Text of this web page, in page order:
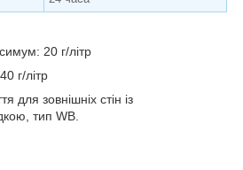
20 г/літр
г/літр
для зовнішніх стін із
тип WB.